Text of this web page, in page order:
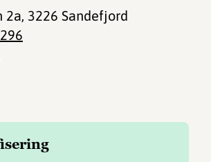
2a, 3226 Sandefjord